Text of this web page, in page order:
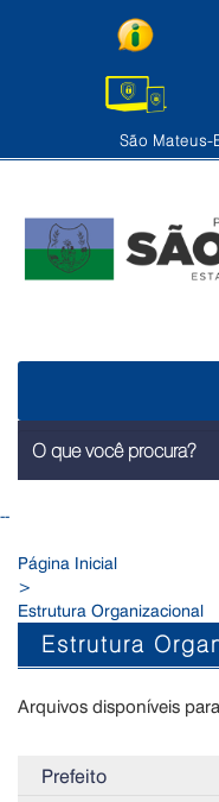
São Mateus-
--
Página Inicial
>
Estrutura Organizacional
Estrutura
Arquivos disponíveis
Prefeito